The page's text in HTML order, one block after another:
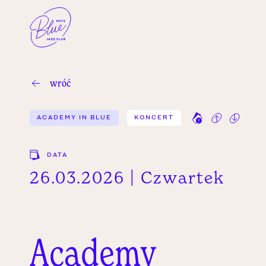
wróć
ACADEMY IN BLUE KONCERT
DATA
26.03.2026 | Czwartek
Academy